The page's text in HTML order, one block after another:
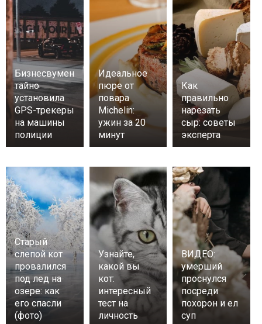
Бизнесвумен
тайно
установила
GPS-трекеры
на машины
полиции
Идеальное
пюре от
повара
Michelin:
ужин за 20
минут
Как
правильно
нарезать
сыр: советы
эксперта
Старый
слепой кот
провалился
под лед на
озере: как
его спасли
(фото)
Узнайте,
какой вы
кот:
интересный
тест на
личность
ВИДЕО:
умерший
проснулся
посреди
похорон и ел
суп